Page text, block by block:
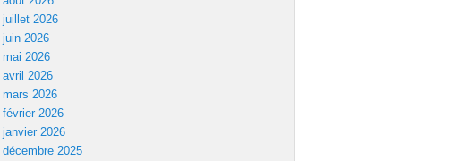
juillet 2026
juin 2026
mai 2026
avril 2026
mars 2026
février 2026
janvier 2026
décembre 2025